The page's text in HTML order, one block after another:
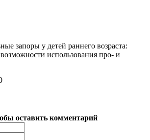
запоры у детей раннего возраста:
использования про- и
оставить комментарий